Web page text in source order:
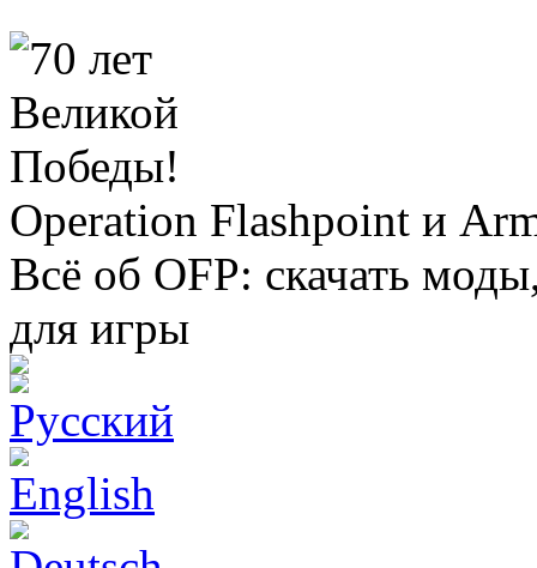
Operation Flashpoint и
Всё об OFP: скачать
для игры